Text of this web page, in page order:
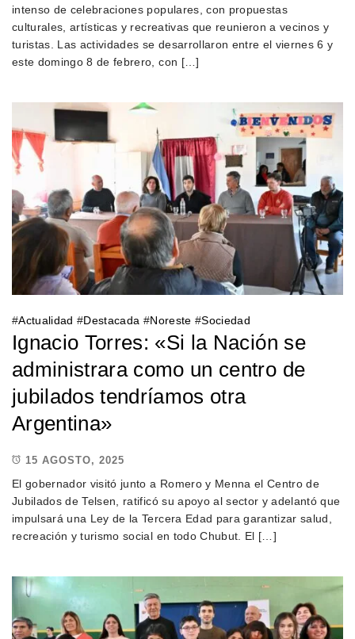
intenso de celebraciones populares, con propuestas
culturales, artísticas y recreativas que reunieron a vecinos y
turistas. Las actividades se desarrollaron entre el viernes 6 y
este domingo 8 de febrero, con […]
#Actualidad #Destacada #Noreste #Sociedad
Ignacio Torres: «Si la Nación se
administrara como un centro de
jubilados tendríamos otra
Argentina»
15 AGOSTO, 2025
El gobernador visitó junto a Romero y Menna el Centro de
Jubilados de Telsen, ratificó su apoyo al sector y adelantó que
impulsará una Ley de la Tercera Edad para garantizar salud,
recreación y turismo social en todo Chubut. El […]